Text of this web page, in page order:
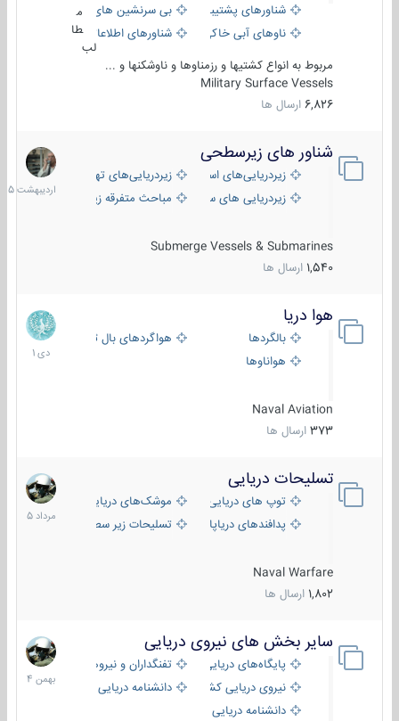
شناورهای پشتیبانی
بی سرنشین های دریایی
ناوهای آبی خاکی و نیروبرشناورهای اطلاعاتی و جاسوسی
طا
لب
مربوط به انواع کشتیها و رزمناوها و ناوشکنها و ...
Military Surface Vessels
6,826 ارسال ها
شناور های زیرسطحی
زیردریایی‌های استراتژیکزیردریایی‌های تهاجمی
زیردریایی های سبک
مباحث متفرقه زیرسطحی
Submerge Vessels & Submarines
1,540 ارسال ها
31
1405
هوا دریا
بالگردها
هواگردهای بال ثابت
هواناوها
Naval Aviation
373 ارسال ها
12
دی
1401
تسلیحات دریایی
توپ های دریایی
موشک‌های دریایی
پدافندهای دریاپایه
تسلیحات زیر سطحی
Naval Warfare
1,802 ارسال ها
2
مرداد
1405
سایر بخش های نیروی دریایی
پایگاه‌های دریایی
تفنگداران و نیروهای ویژه‌ی دریایی
نیروی دریایی کشورهای مختلفدانشنامه دریایی
دانشنامه دریایی کپی
22
بهمن
1404